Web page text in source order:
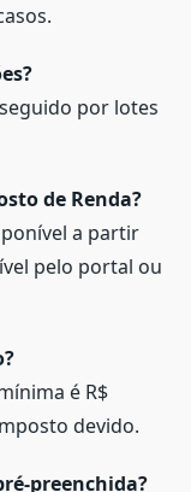
por lotes
de Renda?
a partir
pelo portal ou
é R$
devido.
preenchida?